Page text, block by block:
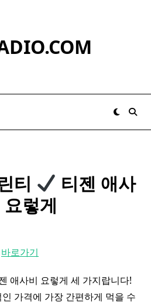
티
티젠 애사
요렇게
바로가기
애사비 요렇게 세 가지랍니다!
가격에 가장 간편하게 먹을 수